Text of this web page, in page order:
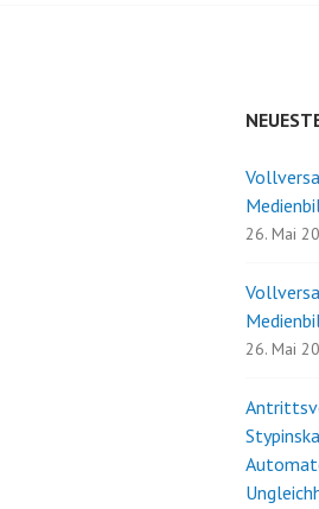
26. Mai
26. Mai